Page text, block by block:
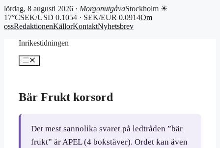
lördag, 8 augusti 2026 · MorgonutgåvaStockholm ☀
17°CSEK/USD 0.1054 · SEK/EUR 0.0914Om
ossRedaktionenKällorKontaktNyhetsbrev
Inrikestidningen
Meny
Bär Frukt korsord
Det mest sannolika svaret på ledtråden ”bär
frukt” är APEL (4 bokstäver). Ordet kan även